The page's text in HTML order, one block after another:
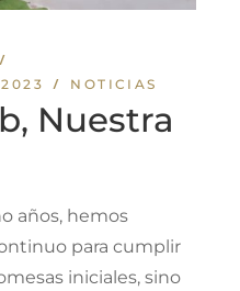
NOTICIAS
Nuestra
años, hemos
para cumplir
iniciales, sino